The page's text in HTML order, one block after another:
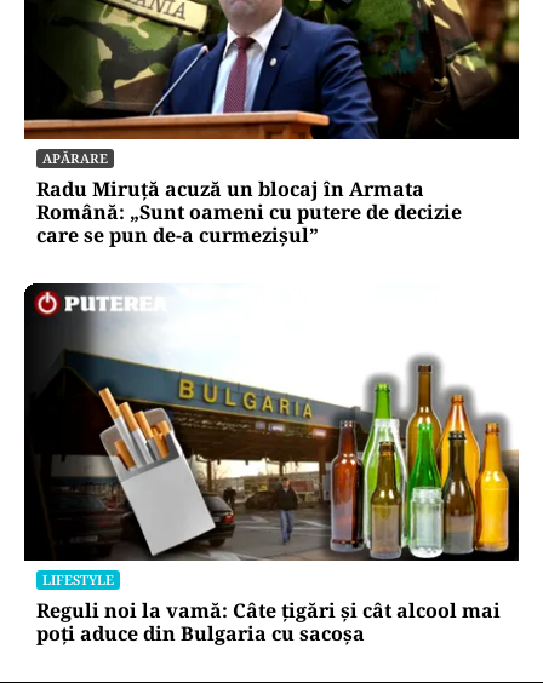
APĂRARE
Radu Miruță acuză un blocaj în Armata
Română: „Sunt oameni cu putere de decizie
care se pun de-a curmezișul”
LIFESTYLE
Reguli noi la vamă: Câte țigări și cât alcool mai
poți aduce din Bulgaria cu sacoșa